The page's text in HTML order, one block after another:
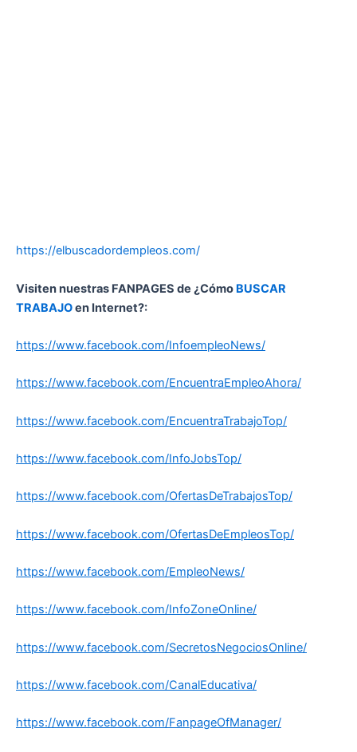
https://elbuscadordempleos.com/
Visiten nuestras FANPAGES de ¿Cómo BUSCAR
TRABAJOen Internet?:
https://www.facebook.com/InfoempleoNews/
https://www.facebook.com/EncuentraEmpleoAhora/
https://www.facebook.com/EncuentraTrabajoTop/
https://www.facebook.com/InfoJobsTop/
https://www.facebook.com/OfertasDeTrabajosTop/
https://www.facebook.com/OfertasDeEmpleosTop/
https://www.facebook.com/EmpleoNews/
https://www.facebook.com/InfoZoneOnline/
https://www.facebook.com/SecretosNegociosOnline/
https://www.facebook.com/CanalEducativa/
https://www.facebook.com/FanpageOfManager/